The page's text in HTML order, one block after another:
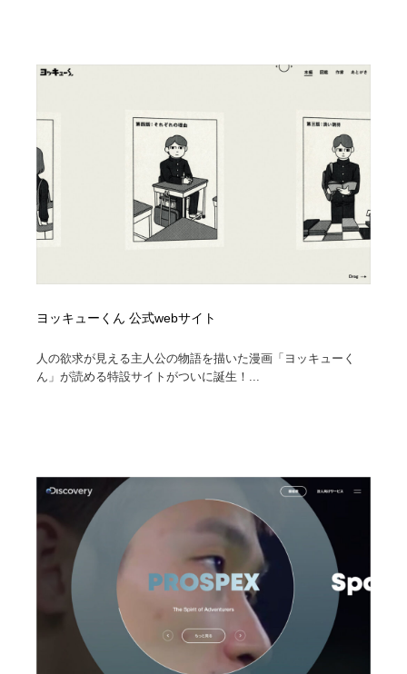
ヨッキューくん 公式webサイト
人の欲求が見える主人公の物語を描いた漫画「ヨッキューく
ん」が読める特設サイトがついに誕生！...